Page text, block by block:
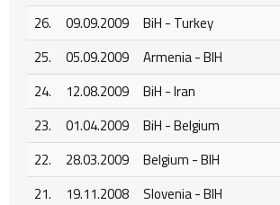
26.
09.09.2009 BiH - Turkey
25.
05.09.2009 Armenia - BIH
24.
12.08.2009 BiH - Iran
23.
01.04.2009 BiH - Belgium
22.
28.03.2009 Belgium - BIH
21.
19.11.2008 Slovenia - BIH